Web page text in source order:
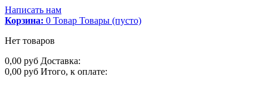
Написать нам
Корзина: 0 Товар Товары (пусто)
Нет товаров
0,00 руб Доставка:
0,00 руб Итого, к оплате: